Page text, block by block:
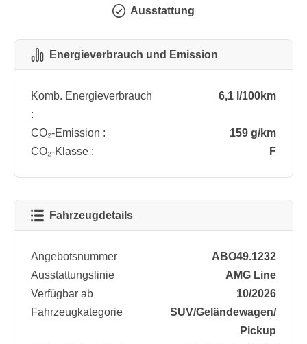
Ausstattung
Energieverbrauch und Emission
Komb. Energieverbrauch
:
6,1 l/100km
CO₂-Emission :
159 g/km
CO₂-Klasse :
F
Fahrzeugdetails
Angebotsnummer
ABO49.1232
Ausstattungslinie
AMG Line
Verfügbar ab
10/2026
Fahrzeugkategorie
SUV/​Geländewagen/​
Pickup